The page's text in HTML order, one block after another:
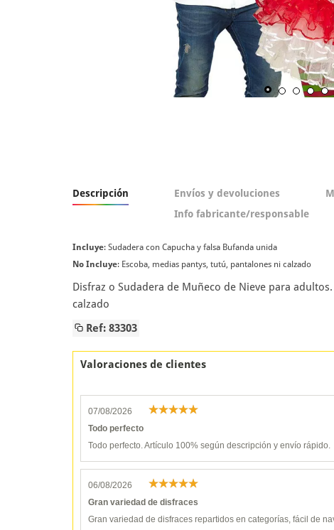
Descripción Envíos y devoluciones
Info fabricante/responsable
Incluye: Sudadera con Capucha y falsa Bufanda unida
No Incluye: Escoba, medias pantys, tutú, pantalones ni calzado
Disfraz o Sudadera de Muñeco de Nieve para
calzado
Ref: 83303
Valoraciones de clientes
07/08/2026
Todo perfecto
Todo perfecto. Artículo 100% según descripción y envío rápido.
06/08/2026
Gran variedad de disfraces
Gran variedad de disfraces repartidos en categorías, fácil de